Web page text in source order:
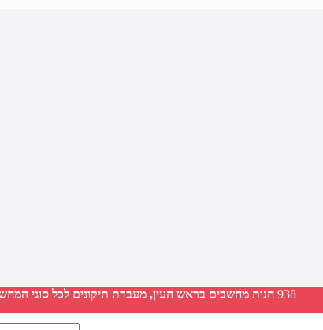
938 חנות מחשבים בראש העין, מעבדת תיקונים לכל סוגי